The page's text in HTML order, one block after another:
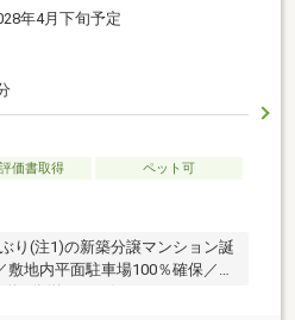
年4月下旬予定
価書取得
ペット可
り(注1)の新築分譲マンション誕
地内平面駐車場100％確保／イ